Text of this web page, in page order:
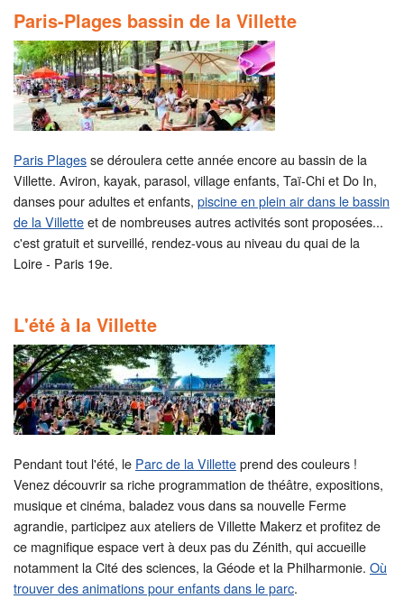
Paris-Plages bassin de la Villette
Paris Plagesse déroulera cette année encore au bassin de la
Villette. Aviron, kayak, parasol, village enfants, Taï-Chi et Do In,
danses pour adultes et enfants, piscine en plein air dans le bassin
de la Villetteet de nombreuses autres activités sont proposées...
c'est gratuit et surveillé, rendez-vous au niveau du quai de la
Loire - Paris 19e.
L'été à la Villette
Pendant tout l'été, le Parc de la Villetteprend des couleurs !
Venez découvrir sa riche programmation de théâtre, expositions,
musique et cinéma, baladez vous dans sa nouvelle Ferme
agrandie, participez aux ateliers de Villette Makerz et profitez de
ce magnifique espace vert à deux pas du Zénith, qui accueille
notamment la Cité des sciences, la Géode et la Philharmonie. Où
trouver des animations pour enfants dans le parc.